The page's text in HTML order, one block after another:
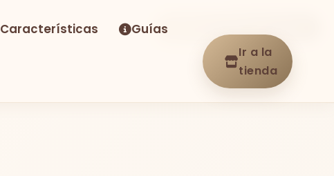
Características Guías
Ir a la
tienda